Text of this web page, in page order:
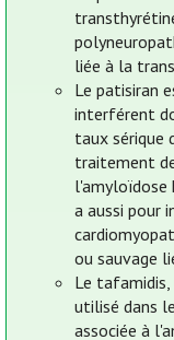
liée à la
Le patisiran
interférent
taux sérique
traitement
l'amyloïdose
a aussi pour
ou sauvage
Le
utilisé dans
associée à